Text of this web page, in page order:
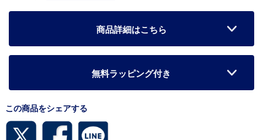
商品詳細はこちら
無料ラッピング付き
この商品をシェアする